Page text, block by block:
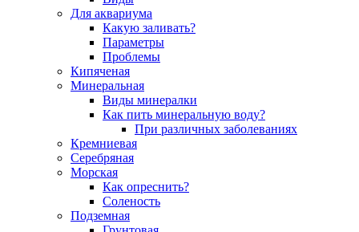
Для аквариума
Какую заливать?
Параметры
Проблемы
Кипяченая
Минеральная
Виды минералки
Как пить минеральную воду?
При различных заболеваниях
Кремниевая
Серебряная
Морская
Как опреснить?
Соленость
Подземная